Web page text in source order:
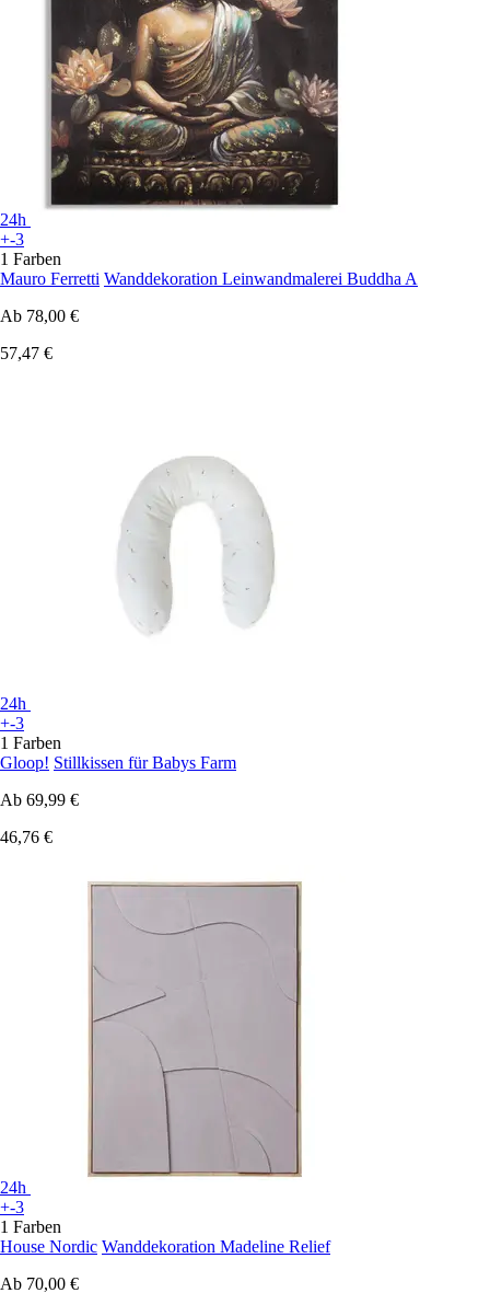
24h
+-3
1 Farben
Mauro Ferretti Wanddekoration Leinwandmalerei Buddha A
Ab 78,00 €
57,47 €
24h
+-3
1 Farben
Gloop! Stillkissen für Babys Farm
Ab 69,99 €
46,76 €
24h
+-3
1 Farben
House Nordic Wanddekoration Madeline Relief
Ab 70,00 €